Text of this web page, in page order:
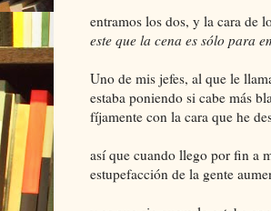
entramos los dos, y la cara de
este que la cena es sólo para
Uno de mis jefes, al que le
estaba poniendo si cabe más
fíjamente con la cara que he
así que cuando llego por fin a
estupefacción de la gente